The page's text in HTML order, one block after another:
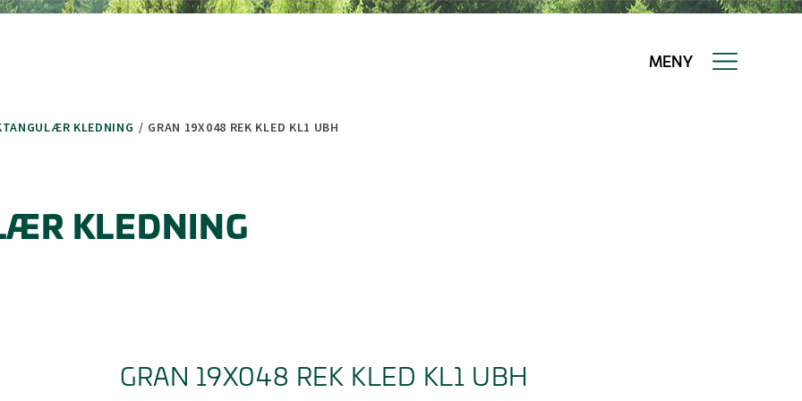
for å forminske.
MENY
KLEDNING / GRAN 19X048 REK KLED KL1 UBH
KLEDNING
GRAN 19X048 REK KLED KL1 UBH